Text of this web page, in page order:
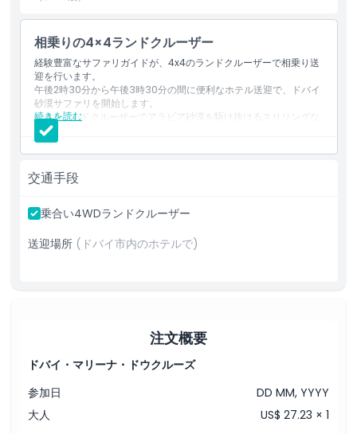
English, Arabian & Indian Background Music
Unlimited Refreshment Drinks Available
Live Arabic Tanoura Dance Show
Timing
Pickup time: 19:00-19:30 hours
Cruise Time: 20:30-2230 Hours
Drop off time: 23:00-23:30 hours
Evening Desert Safari
Evening desert safari is one of the must to do activity in
Arabian Desert. The tour includes a list of interesting
unforgettable memories. Join us for the desert safari Dubai
Dubai. Pickup can also be done from Sharjah, but subject to
availability. Our experience Desert Safari driver will pick you
dune of the Arabian Desert is a bit far from the vibrant city
of Dubai. Drive toward the desert will take 30 to 45 minutes.
相乗りの4×4ランドクルーザー
経験豊富なサファリガイドが、4x4のランドクルーザーで相乗り送
迎を行います。
午後2時30分から午後3時30分の間に便利なホテル送迎で、ドバイ
砂漠サファリを開始します。
4x4のランドクルーザーでアラビア砂漠を駆け抜けるスリリングな
ドライブをお楽しみください。
赤い砂丘での砂丘走行（デューンバッシング）を体験し、夕日の写
真を撮影しましょう。
当社のドバイ砂漠サファリキャンプに到着し、伝統的なアクティビ
ティをお楽しみください：
ください。
夕食をお楽しみください。
水、紅茶、コーヒー、ソフトドリンクが飲み放題です。
このドバイ砂漠サファリの冒険で忘れられない思い出を作りましょ
続きを読む
交通手段
乗合い4WDランドクルーザー
送迎場所 (ドバイ市内のホテルで)
注文概要
ドバイ・マリーナ・ドウクルーズ
参加日
DD MM, YYYY
大人
US$ 27.23 × 1